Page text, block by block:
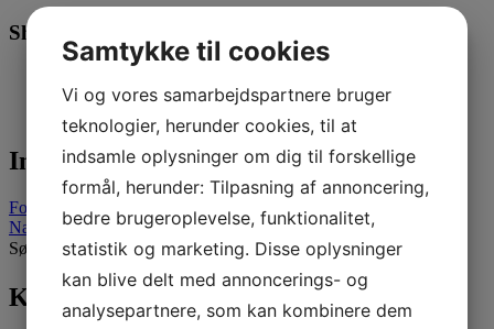
Share this:
X
Indlægsnavigation
Forrige indlæg
Næste indlæg
Søg efter:
Kategorier
Samtykke til cookies
Vi og vores samarbejdspartnere bruger
teknologier, herunder cookies, til at
indsamle oplysninger om dig til forskellige
formål, herunder: Tilpasning af annoncering,
bedre brugeroplevelse, funktionalitet,
statistik og marketing. Disse oplysninger
kan blive delt med annoncerings- og
analysepartnere, som kan kombinere dem